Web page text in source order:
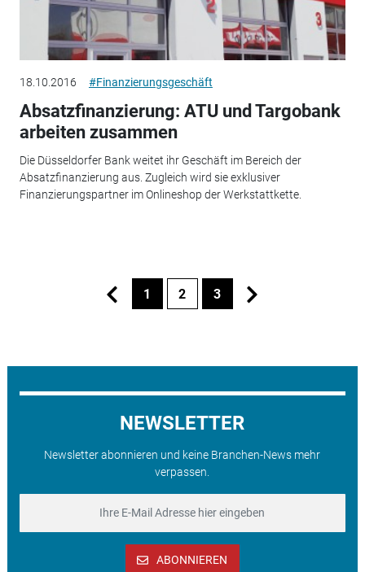
18.10.2016 #Finanzierungsgeschäft
Absatzfinanzierung: ATU und Targobank
arbeiten zusammen
Die Düsseldorfer Bank weitet ihr Geschäft im Bereich der
Absatzfinanzierung aus. Zugleich wird sie exklusiver
Finanzierungspartner im Onlineshop der Werkstattkette.
1 2 3
NEWSLETTER
Newsletter abonnieren und keine Branchen-News mehr
verpassen.
ABONNIEREN